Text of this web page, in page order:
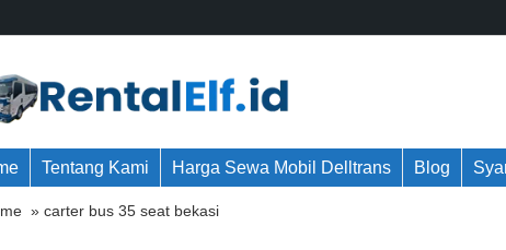
Tentang Kami Harga Sewa Mobil Delltrans Blog
» carter bus 35 seat bekasi